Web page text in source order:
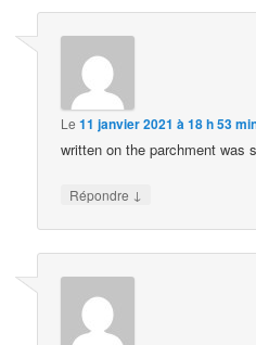
Le11 janvier 2021 à 18 h 53
written on the parchment was
Répondre ↓